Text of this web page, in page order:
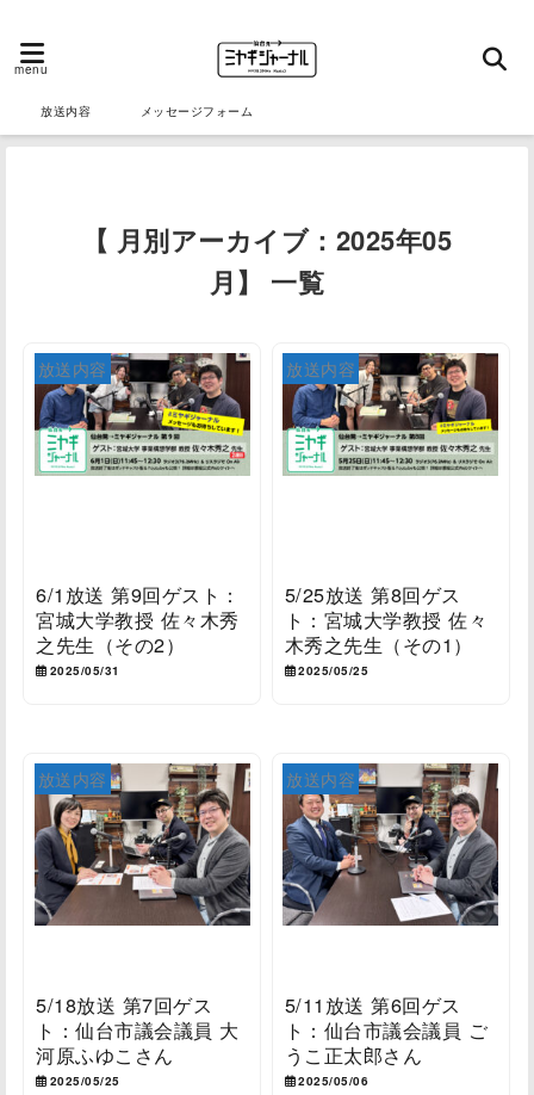
menu
放送内容 メッセージフォーム
【 月別アーカイブ：2025年05
月】 一覧
放送内容
6/1放送 第9回ゲスト：
宮城大学教授 佐々木秀
之先生（その2）
2025/05/31
放送内容
5/25放送 第8回ゲス
ト：宮城大学教授 佐々
木秀之先生（その1）
2025/05/25
放送内容
5/18放送 第7回ゲス
ト：仙台市議会議員 大
河原ふゆこさん
2025/05/25
放送内容
5/11放送 第6回ゲス
ト：仙台市議会議員 ご
うこ正太郎さん
2025/05/06